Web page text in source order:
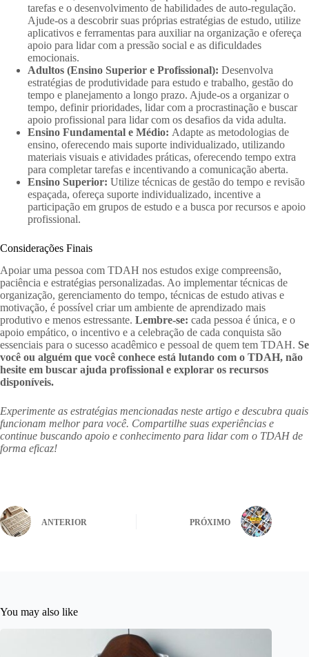
tarefas e o desenvolvimento de habilidades de auto-regulação.
Ajude-os a descobrir suas próprias estratégias de estudo, utilize
aplicativos e ferramentas para auxiliar na organização e ofereça
apoio para lidar com a pressão social e as dificuldades
emocionais.
Adultos (Ensino Superior e Profissional): Desenvolva
estratégias de produtividade para estudo e trabalho, gestão do
tempo e planejamento a longo prazo. Ajude-os a organizar o
tempo, definir prioridades, lidar com a procrastinação e buscar
apoio profissional para lidar com os desafios da vida adulta.
Ensino Fundamental e Médio: Adapte as metodologias de
ensino, oferecendo mais suporte individualizado, utilizando
materiais visuais e atividades práticas, oferecendo tempo extra
para completar tarefas e incentivando a comunicação aberta.
Ensino Superior: Utilize técnicas de gestão do tempo e revisão
espaçada, ofereça suporte individualizado, incentive a
participação em grupos de estudo e a busca por recursos e apoio
profissional.
Considerações Finais
Apoiar uma pessoa com TDAH nos estudos exige compreensão,
paciência e estratégias personalizadas. Ao implementar técnicas de
organização, gerenciamento do tempo, técnicas de estudo ativas e
motivação, é possível criar um ambiente de aprendizado mais
produtivo e menos estressante. Lembre-se: cada pessoa é única, e o
apoio empático, o incentivo e a celebração de cada conquista são
essenciais para o sucesso acadêmico e pessoal de quem tem TDAH. Se
você ou alguém que você conhece está lutando com o TDAH, não
hesite em buscar ajuda profissional e explorar os recursos
disponíveis.
Experimente as estratégias mencionadas neste artigo e descubra quais
funcionam melhor para você. Compartilhe suas experiências e
continue buscando apoio e conhecimento para lidar com o TDAH de
forma eficaz!
ANTERIOR PRÓXIMO
You may also like